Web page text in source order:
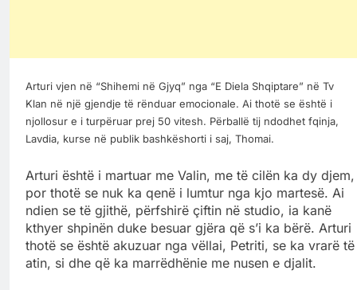
Arturi vjen në “Shihemi në Gjyq” nga “E Diela Shqiptare” në Tv
Klan në një gjendje të rënduar emocionale. Ai thotë se është i
njollosur e i turpëruar prej 50 vitesh. Përballë tij ndodhet fqinja,
Lavdia, kurse në publik bashkëshorti i saj, Thomai.
Arturi është i martuar me Valin, me të cilën ka dy djem,
por thotë se nuk ka qenë i lumtur nga kjo martesë. Ai
ndien se të gjithë, përfshirë çiftin në studio, ia kanë
kthyer shpinën duke besuar gjëra që s’i ka bërë. Arturi
thotë se është akuzuar nga vëllai, Petriti, se ka vrarë të
atin, si dhe që ka marrëdhënie me nusen e djalit.